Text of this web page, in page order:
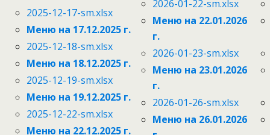
2025-12-17-sm.xlsx
Меню на 17.12.2025 г.
2025-12-18-sm.xlsx
Меню на 18.12.2025 г.
2025-12-19-sm.xlsx
Меню на 19.12.2025 г.
2025-12-22-sm.xlsx
Меню на 22.12.2025 г.
2026-01-22-sm.xlsx
Меню на 22.01.2026
г.
2026-01-23-sm.xlsx
Меню на 23.01.2026
г.
2026-01-26-sm.xlsx
Меню на 26.01.2026